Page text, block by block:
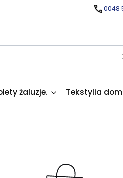
0048
żaluzje. Tekstylia